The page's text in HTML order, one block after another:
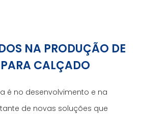
NA PRODUÇÃO DE
CALÇADO
é no desenvolvimento e na
de novas soluções que